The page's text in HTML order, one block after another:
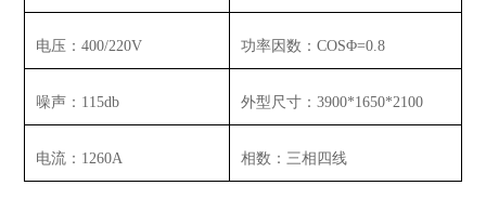
电压： 400/220V 功率因数： COSΦ=0.8
噪声： 115db 外型尺寸： 3900*1650*2100
电流： 1260A 相数：三相四线